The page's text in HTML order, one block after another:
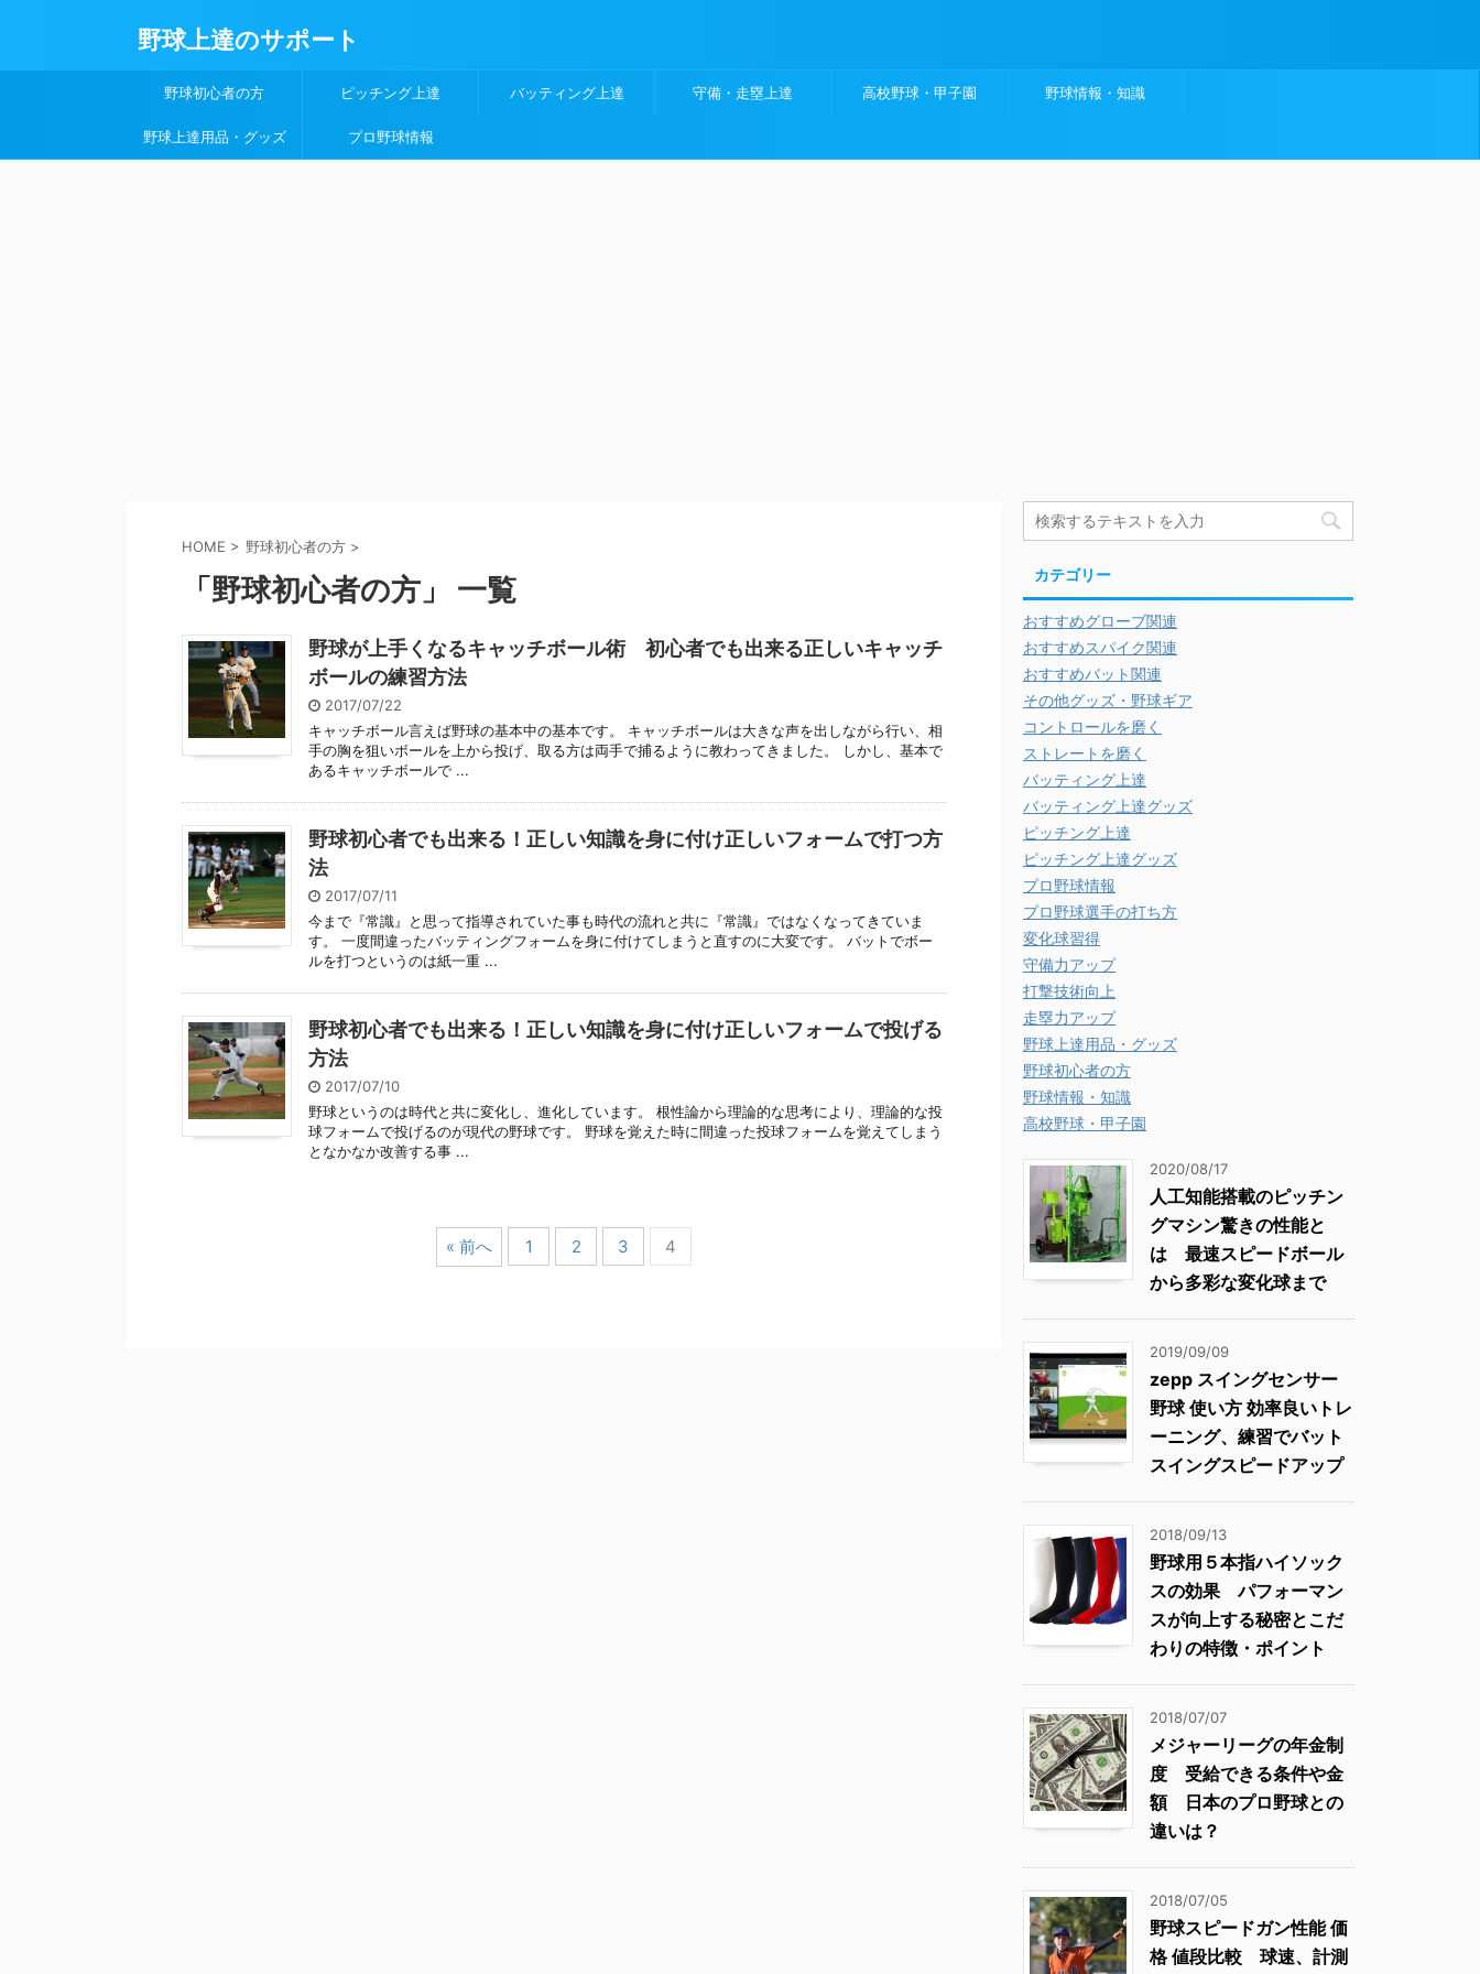
野球上達のサポート
野球初心者の方 ピッチング上達 バッティング上達 守備・走塁上達 高校野球・甲子園 野球情報・知識
野球上達用品・グッズ プロ野球情報
HOME > 野球初心者の方 >
「野球初心者の方」 一覧
野球が上手くなるキャッチボール術 初心者でも出来る正しいキャッチ
ボールの練習方法
2017/07/22
キャッチボール言えば野球の基本中の基本です。 キャッチボールは大きな声を出しながら行い、相
手の胸を狙いボールを上から投げ、取る方は両手で捕るように教わってきました。 しかし、基本で
あるキャッチボールで ...
野球初心者でも出来る！正しい知識を身に付け正しいフォームで打つ方
法
2017/07/11
今まで『常識』と思って指導されていた事も時代の流れと共に『常識』ではなくなってきていま
す。 一度間違ったバッティングフォームを身に付けてしまうと直すのに大変です。 バットでボー
ルを打つというのは紙一重 ...
野球初心者でも出来る！正しい知識を身に付け正しいフォームで投げる
方法
2017/07/10
野球というのは時代と共に変化し、進化しています。 根性論から理論的な思考により、理論的な投
球フォームで投げるのが現代の野球です。 野球を覚えた時に間違った投球フォームを覚えてしまう
となかなか改善する事 ...
« 前へ 1 2 3 4
カテゴリー
おすすめグローブ関連
おすすめスパイク関連
おすすめバット関連
その他グッズ・野球ギア
コントロールを磨く
ストレートを磨く
バッティング上達
バッティング上達グッズ
ピッチング上達
ピッチング上達グッズ
プロ野球情報
プロ野球選手の打ち方
変化球習得
守備力アップ
打撃技術向上
走塁力アップ
野球上達用品・グッズ
野球初心者の方
野球情報・知識
高校野球・甲子園
2020/08/17
人工知能搭載のピッチン
グマシン驚きの性能と
は 最速スピードボール
から多彩な変化球まで
2019/09/09
zepp スイングセンサー
野球 使い方 効率良いトレ
ーニング、練習でバット
スイングスピードアップ
2018/09/13
野球用５本指ハイソック
スの効果 パフォーマン
スが向上する秘密とこだ
わりの特徴・ポイント
2018/07/07
メジャーリーグの年金制
度 受給できる条件や金
額 日本のプロ野球との
違いは？
2018/07/05
野球スピードガン性能 価
格 値段比較 球速、計測